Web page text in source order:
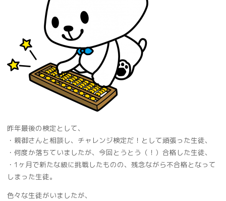
昨年最後の検定として、
・親御さんと相談し、チャレンジ検定だ！として頑張った生徒、
・何度か落ちていましたが、今回とうとう（！）合格した生徒、
・1ヶ月で新たな級に挑戦したものの、残念ながら不合格となって
しまった生徒。
色々な生徒がいましたが、